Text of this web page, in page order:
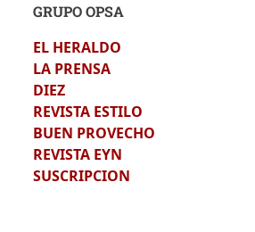
GRUPO OPSA
EL HERALDO
LA PRENSA
DIEZ
REVISTA ESTILO
BUEN PROVECHO
REVISTA EYN
SUSCRIPCION